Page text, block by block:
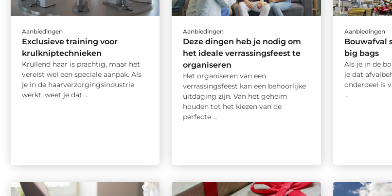
Aanbiedingen
Exclusieve training voor
krulkniptechnieken
Krullend haar is prachtig, maar het
vereist wel een speciale aanpak. Als
je in de haarverzorgingsindustrie
werkt, weet je dat ...
Aanbiedingen
Deze dingen heb je nodig om
het ideale verrassingsfeest te
organiseren
Het organiseren van een
verrassingsfeest kan een behoorlijke
uitdaging zijn. Van het geheim
houden tot het kiezen van de
perfecte ...
Aanbiedingen
Bouwafval
big bags
Als je in de
je dat
onderdeel is
...